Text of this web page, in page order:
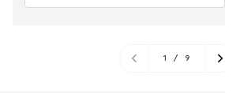
1 / 9